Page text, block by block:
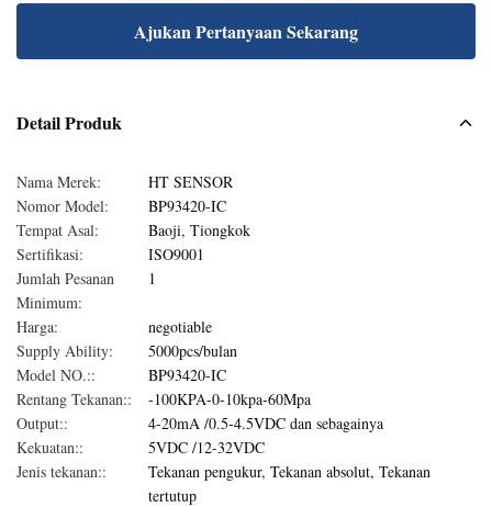
Ajukan Pertanyaan Sekarang
Detail Produk
Nama Merek:
HT SENSOR
Nomor Model:
BP93420-IC
Tempat Asal:
Baoji, Tiongkok
Sertifikasi:
ISO9001
Jumlah Pesanan
Minimum:
1
Harga:
negotiable
Supply Ability:
5000pcs/bulan
Model NO.::
BP93420-IC
Rentang Tekanan::
-100KPA-0-10kpa-60Mpa
Output::
4-20mA /0.5-4.5VDC dan sebagainya
Kekuatan::
5VDC /12-32VDC
Jenis tekanan::
Tekanan pengukur, Tekanan absolut, Tekanan
tertutup